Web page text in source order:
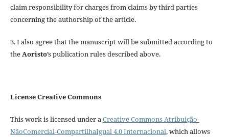
claim responsibility for charges from claims by third parties
concerning the authorship of the article.
3. I also agree that the manuscript will be submitted according to
theAoristo’s publication rules described above.
License Creative Commons
This work is licensed under aCreative Commons Atribuição-
NãoComercial-CompartilhaIgual 4.0 Internacional, which allows